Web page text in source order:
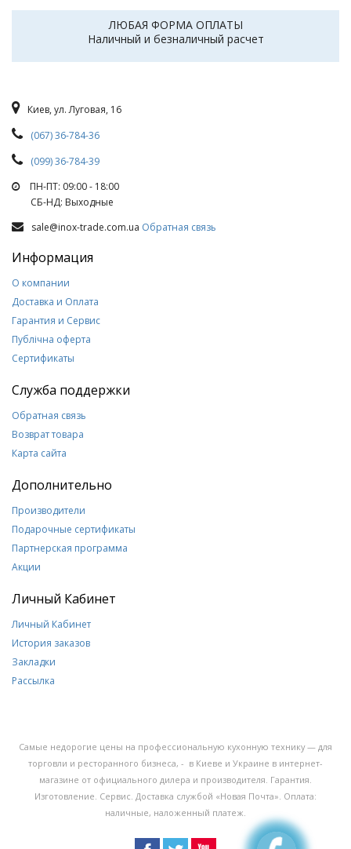
ЛЮБАЯ ФОРМА ОПЛАТЫ
Наличный и безналичный расчет
Киев, ул. Луговая, 16
(067) 36-784-36
(099) 36-784-39
ПН-ПТ: 09:00 - 18:00
СБ-НД: Выходные
sale@inox-trade.com.ua Обратная связь
Информация
О компании
Доставка и Оплата
Гарантия и Сервис
Публічна оферта
Сертификаты
Служба поддержки
Обратная связь
Возврат товара
Карта сайта
Дополнительно
Производители
Подарочные сертификаты
Партнерская программа
Акции
Личный Кабинет
Личный Кабинет
История заказов
Закладки
Рассылка
Самые недорогие цены на профессиональную кухонную технику — для
торговли и ресторанного бизнеса, - в Киеве и Украине в интернет-
магазине от официального дилера и производителя. Гарантия.
Изготовление. Сервис. Доставка службой «Новая Почта». Оплата:
наличные, наложенный платеж.